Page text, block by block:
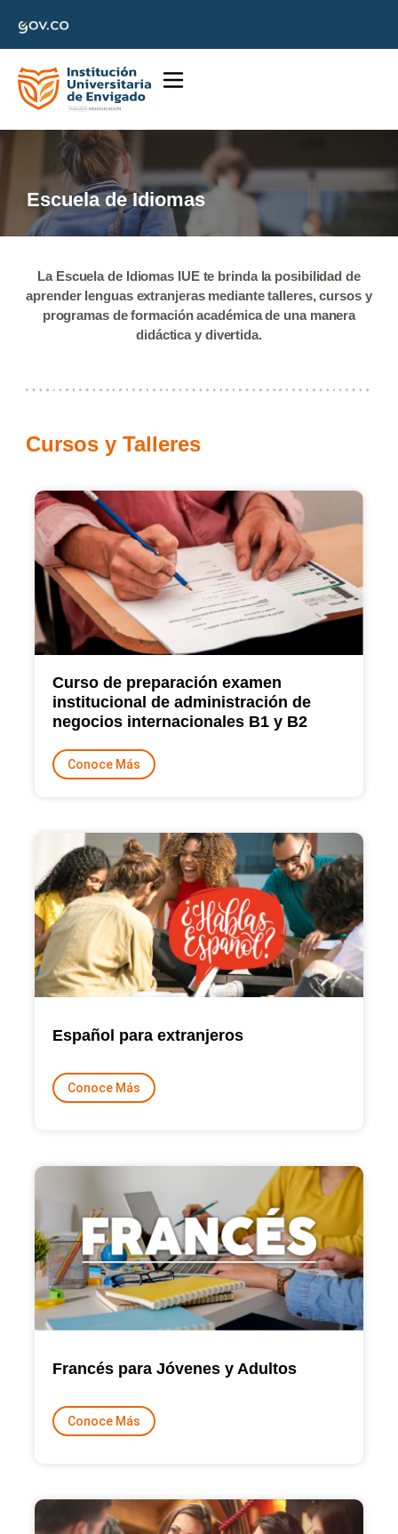
Escuela de Idiomas
La Escuela de Idiomas IUE te brinda la posibilidad de
aprender lenguas extranjeras mediante talleres, cursos y
programas de formación académica de una manera
didáctica y divertida.
Cursos y Talleres
Curso de preparación examen
institucional de administración de
negocios internacionales B1 y B2
Conoce Más
Español para extranjeros
Conoce Más
Francés para Jóvenes y Adultos
Conoce Más